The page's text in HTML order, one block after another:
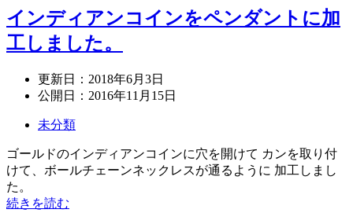
インディアンコインをペンダントに加
工しました。
更新日： 2018年6月3日
公開日： 2016年11月15日
未分類
ゴールドのインディアンコインに穴を開けて カンを取り付
けて、ボールチェーンネックレスが通るように 加工しまし
た。
続きを読む